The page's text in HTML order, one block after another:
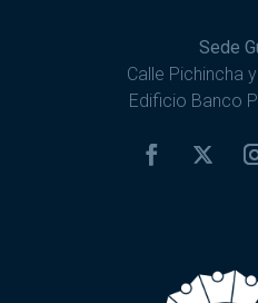
Sede
Calle Pichincha
Edificio Banco